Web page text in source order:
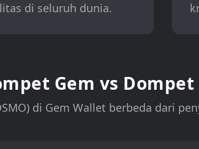
di seluruh dunia.
Gem vs Dompet
di Gem Wallet berbeda dari